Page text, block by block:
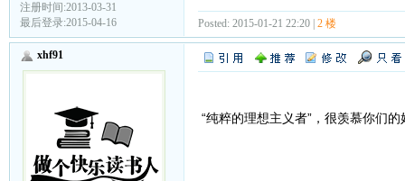
注册时间:2013-03-31
最后登录:2015-04-16
Posted: 2015-01-21 22:20 | 2 楼
xhf91
“纯粹的理想主义者”，很羡慕你们的